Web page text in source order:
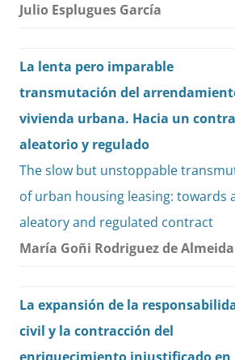
Julio Esplugues García
La lenta pero imparable
transmutación del
vivienda urbana. Hacia un
aleatorio y regulado
The slow but unstoppable
of urban housing leasing: towards
aleatory and regulated contract
María Goñi Rodriguez de Almeida
La expansión de la
civil y la contracción del